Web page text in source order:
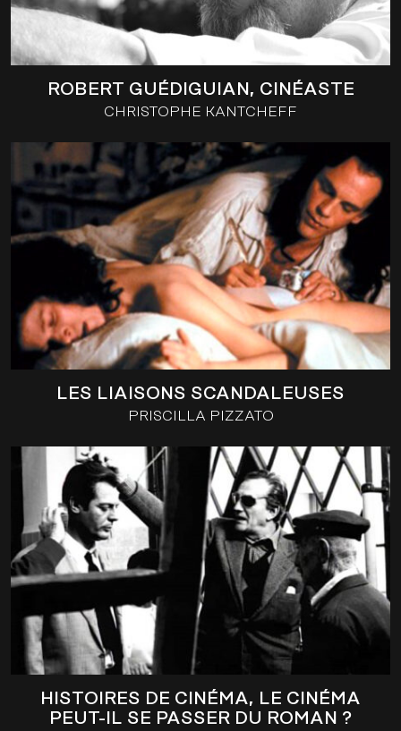
ROBERT GUÉDIGUIAN, CINÉASTE
CHRISTOPHE KANTCHEFF
LES LIAISONS SCANDALEUSES
PRISCILLA PIZZATO
HISTOIRES DE CINÉMA, LE CINÉMA
PEUT-IL SE PASSER DU ROMAN ?